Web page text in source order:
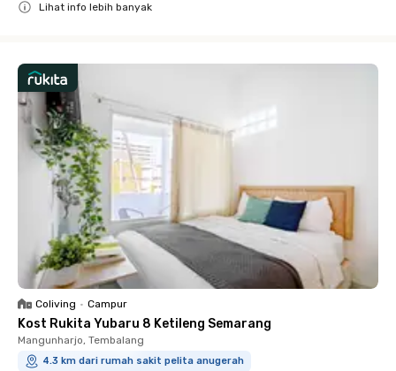
Lihat info lebih banyak
Coliving • Campur
Kost Rukita Yubaru 8 Ketileng Semarang
Mangunharjo, Tembalang
4.3 km dari rumah sakit pelita anugerah